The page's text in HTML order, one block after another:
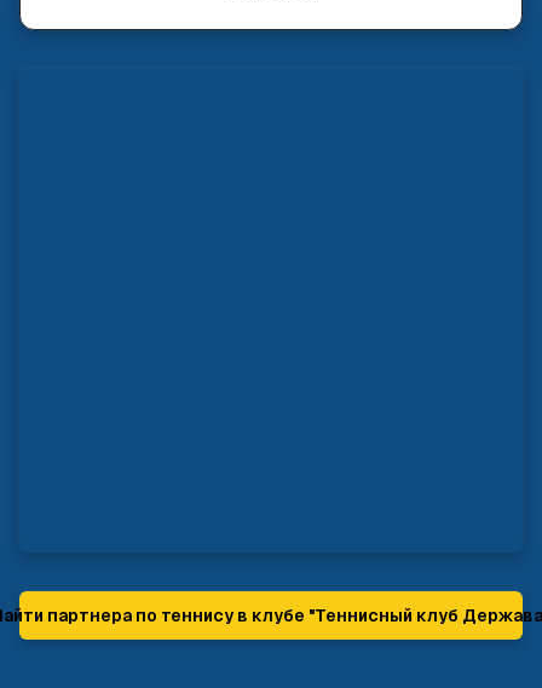
партнера по теннису в клубе "Теннисный клуб Держава